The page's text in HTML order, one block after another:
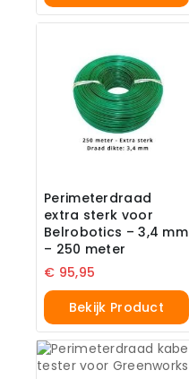
Perimeterdraad
extra sterk voor
Belrobotics – 3,4 mm
– 250 meter
€ 95,95
Bekijk Product